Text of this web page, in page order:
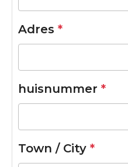
Adres *
huisnummer *
Town / City *